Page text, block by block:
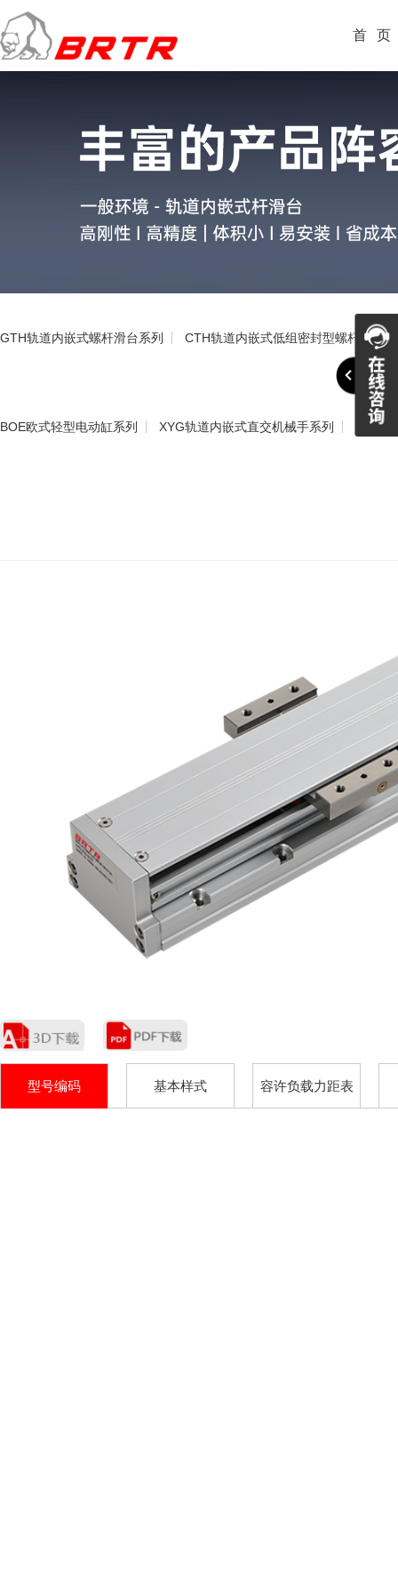
首 页
GTH轨道内嵌式螺杆滑台系列 CTH轨道内嵌式低组密封型螺杆滑台
BOE欧式轻型电动缸系列 XYG轨道内嵌式直交机械手系列
型号编码 基本样式 容许负载力距表